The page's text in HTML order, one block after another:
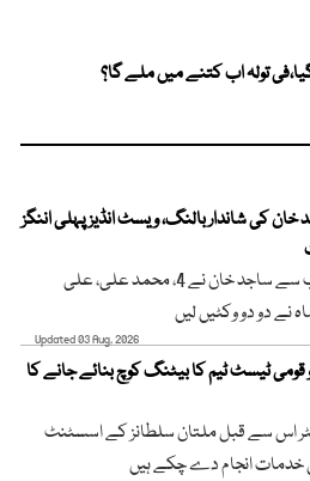
تولہ اب کتنے میں ملے گا؟
کی شاندار بالنگ، ویسٹ انڈیز پہلی اننگز
پاکستان کی جانب سے ساجد خان نے 4، محمد علی، علی
نے دو دو وکٹیں لیں
Updated 03 Aug, 2026
ٹیسٹ ٹیم کا بیٹنگ کوچ بنائے جانے کا
اس سے قبل ملتان سلطانز کے اسسٹنٹ
خدمات انجام دے چکے ہیں